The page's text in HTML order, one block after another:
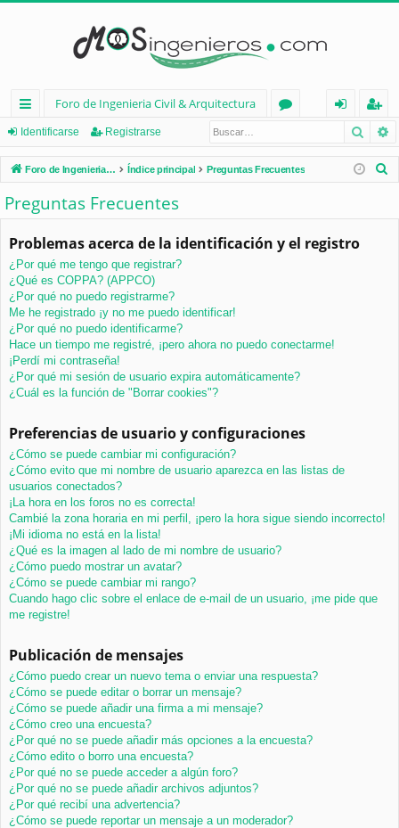
nl
ac
es
rá
pi
d
os
Foro de Ingenieria Civil & Arquitectura
os
nt
ifi
rs
eg
ist
ra
Identificarse Registrarse
Foro de Ingenieria Civil & Arquitectura Índice principal Preguntas Frecuentes
Preguntas Frecuentes
Problemas acerca de la identificación y el registro
¿Por qué me tengo que registrar?
¿Qué es COPPA? (APPCO)
¿Por qué no puedo registrarme?
Me he registrado ¡y no me puedo identificar!
¿Por qué no puedo identificarme?
Hace un tiempo me registré, ¡pero ahora no puedo conectarme!
¡Perdí mi contraseña!
¿Por qué mi sesión de usuario expira automáticamente?
¿Cuál es la función de "Borrar cookies"?
Preferencias de usuario y configuraciones
¿Cómo se puede cambiar mi configuración?
¿Cómo evito que mi nombre de usuario aparezca en las listas de
usuarios conectados?
¡La hora en los foros no es correcta!
Cambié la zona horaria en mi perfil, ¡pero la hora sigue siendo incorrecto!
¡Mi idioma no está en la lista!
¿Qué es la imagen al lado de mi nombre de usuario?
¿Cómo puedo mostrar un avatar?
¿Cómo se puede cambiar mi rango?
Cuando hago clic sobre el enlace de e-mail de un usuario, ¡me pide que
me registre!
Publicación de mensajes
¿Cómo puedo crear un nuevo tema o enviar una respuesta?
¿Cómo se puede editar o borrar un mensaje?
¿Cómo se puede añadir una firma a mi mensaje?
¿Cómo creo una encuesta?
¿Por qué no se puede añadir más opciones a la encuesta?
¿Cómo edito o borro una encuesta?
¿Por qué no se puede acceder a algún foro?
¿Por qué no se puede añadir archivos adjuntos?
¿Por qué recibí una advertencia?
¿Cómo se puede reportar un mensaje a un moderador?